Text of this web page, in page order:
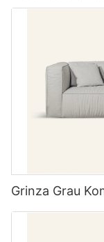
Grinza Grau